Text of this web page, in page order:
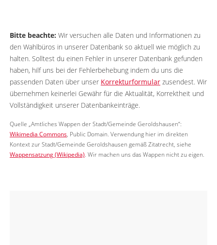
Bitte beachte: Wir versuchen alle Daten und Informationen zu
den Wahlbüros in unserer Datenbank so aktuell wie möglich zu
halten. Solltest du einen Fehler in unserer Datenbank gefunden
haben, hilf uns bei der Fehlerbehebung indem du uns die
passenden Daten über unser Korrekturformular zusendest. Wir
übernehmen keinerlei Gewähr für die Aktualität, Korrektheit und
Vollständigkeit unserer Datenbankeinträge.
Quelle „Amtliches Wappen der Stadt/Gemeinde Geroldshausen“:
Wikimedia Commons, Public Domain. Verwendung hier im direkten
Kontext zur Stadt/Gemeinde Geroldshausen gemäß Zitatrecht, siehe
Wappensatzung (Wikipedia). Wir machen uns das Wappen nicht zu eigen.